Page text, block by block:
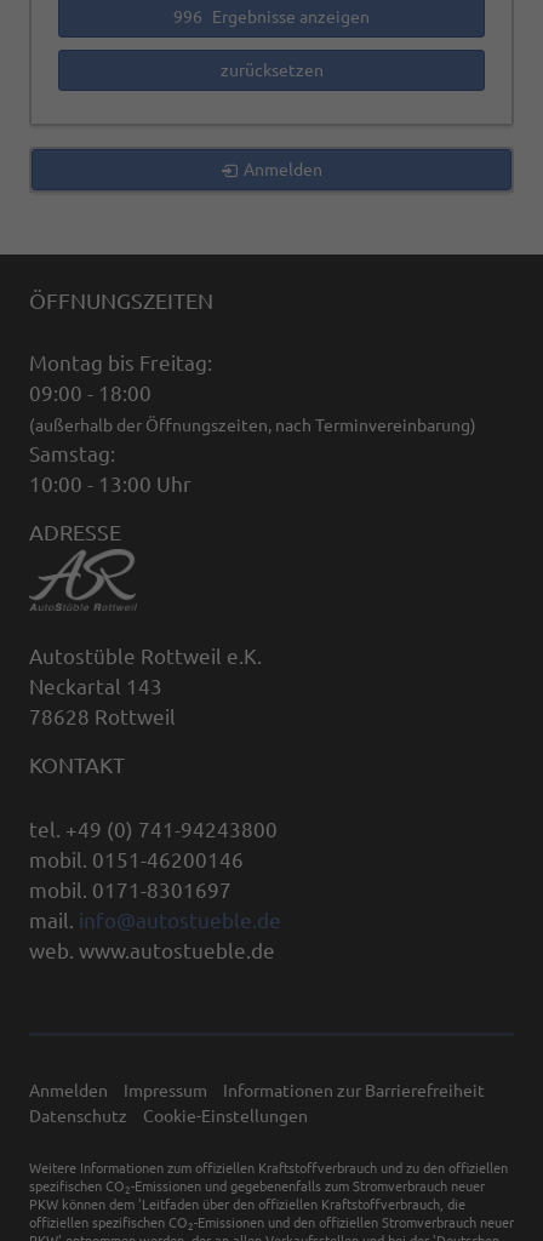
996 Ergebnisse anzeigen
zurücksetzen
Anmelden
ÖFFNUNGSZEITEN
Montag bis Freitag:
09:00 - 18:00
(außerhalb der Öffnungszeiten, nach Terminvereinbarung)
Samstag:
10:00 - 13:00 Uhr
ADRESSE
Autostüble Rottweil e.K.
Neckartal 143
78628 Rottweil
KONTAKT
tel. +49 (0) 741-94243800
mobil. 0151-46200146
mobil. 0171-8301697
mail. info@autostueble.de
web. www.autostueble.de
Anmelden Impressum
Informationen zur Barrierefreiheit
Datenschutz
Cookie-Einstellungen
Weitere Informationen zum offiziellen Kraftstoffverbrauch und zu den offiziellen
spezifischen CO 2-Emissionen und gegebenenfalls zum Stromverbrauch neuer
PKW können dem 'Leitfaden über den offiziellen Kraftstoffverbrauch, die
offiziellen spezifischen CO 2-Emissionen und den offiziellen Stromverbrauch neuer